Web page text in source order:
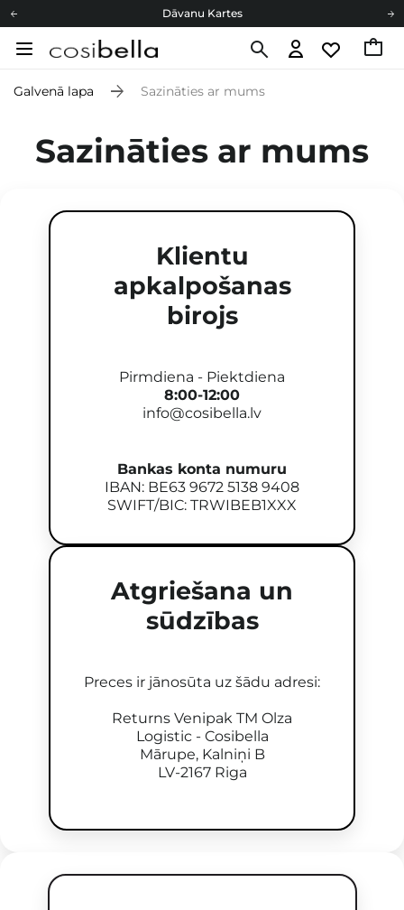
Dāvanu Kartes
Cosibella lojalitātes programma
Dāvanu Kartes
Galvenā lapa Sazināties ar mums
Sazināties ar mums
Klientu
apkalpošanas
birojs
Pirmdiena - Piektdiena
8:00-12:00
info@cosibella.lv
Bankas konta numuru
IBAN: BE63 9672 5138 9408
SWIFT/BIC: TRWIBEB1XXX
Atgriešana un
sūdzības
Preces ir jānosūta uz šādu adresi:
Returns Venipak TM Olza
Logistic - Cosibella
Mārupe, Kalniņi B
LV-2167 Riga